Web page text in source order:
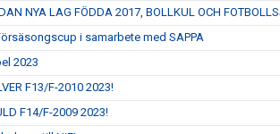
NYA LAG FÖDDA 2017, BOLLKUL OCH
i samarbete med SAPPA
2023
F13/F-2010 2023!
F14/F-2009 2023!